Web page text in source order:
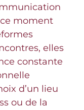
moment
elles
constante
d’un lieu
ou de la